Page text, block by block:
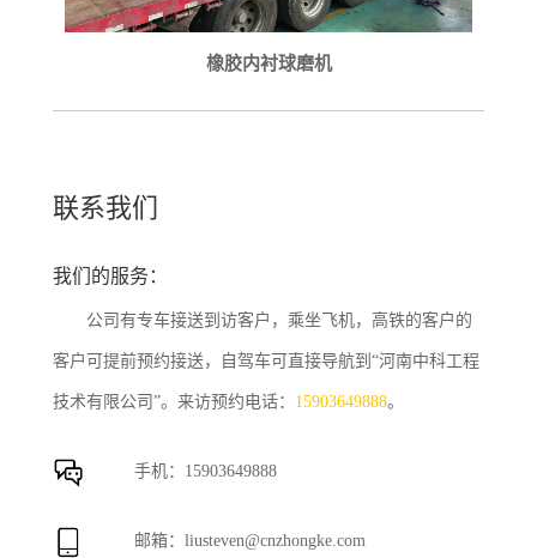
橡胶内衬球磨机
联系我们
我们的服务：
公司有专车接送到访客户，乘坐飞机，高铁的客户的
客户可提前预约接送，自驾车可直接导航到“河南中科工程
技术有限公司”。来访预约电话： 15903649888。
手机： 15903649888
邮箱： liusteven@cnzhongke.com